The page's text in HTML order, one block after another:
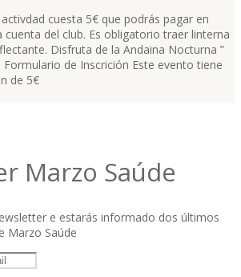
cuesta 5€ que podrás pagar en
del club. Es obligatorio traer linterna
Disfruta de la Andaina Nocturna ”
de Inscrición Este evento tiene
de 5€
Marzo Saúde
e estarás informado dos últimos
Marzo Saúde